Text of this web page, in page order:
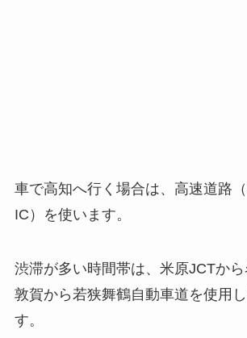
車で高知へ行く場合は、高速道路
IC）を使います。
渋滞が多い時間帯は、米原JCTから
敦賀から若狭舞鶴自動車道を使用
す。